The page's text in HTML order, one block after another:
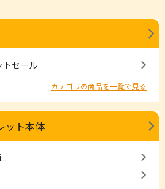
トセール
カテゴリの商品を一覧で見る
ット本体